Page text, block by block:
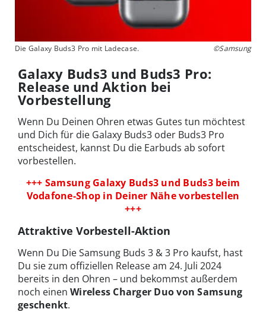
Die Galaxy Buds3 Pro mit Ladecase. ©Samsung
Galaxy Buds3 und Buds3 Pro:
Release und Aktion bei
Vorbestellung
Wenn Du Deinen Ohren etwas Gutes tun möchtest
und Dich für die Galaxy Buds3 oder Buds3 Pro
entscheidest, kannst Du die Earbuds ab sofort
vorbestellen.
+++ Samsung Galaxy Buds3 und Buds3 beim
Vodafone-Shop in Deiner Nähe vorbestellen
+++
Attraktive Vorbestell-Aktion
Wenn Du Die Samsung Buds 3 & 3 Pro kaufst, hast
Du sie zum offiziellen Release am 24. Juli 2024
bereits in den Ohren – und bekommst außerdem
noch einen Wireless Charger Duo von Samsung
geschenkt.